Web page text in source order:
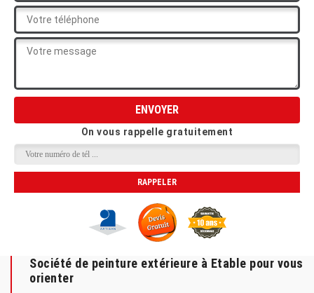
On vous rappelle gratuitement
Société de peinture extérieure à Etable pour vous
orienter